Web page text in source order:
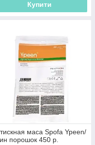
Купити
маса Spofa Ypeen/
порошок 450 р.